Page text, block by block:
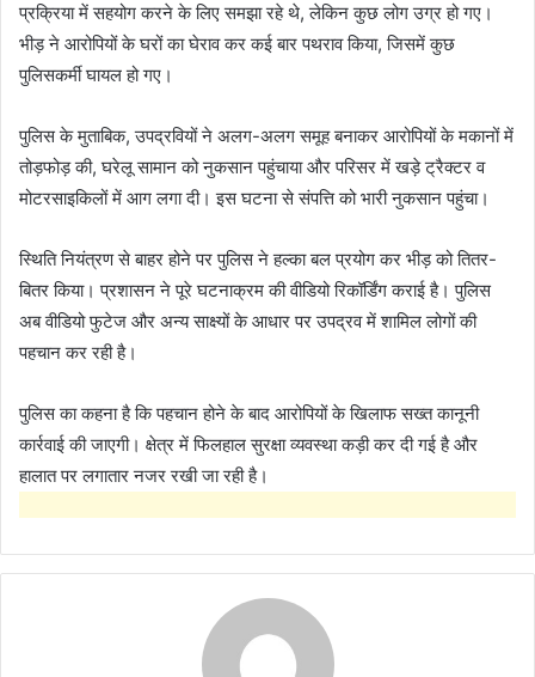
प्रक्रिया में सहयोग करने के लिए समझा रहे थे, लेकिन कुछ लोग उग्र हो गए।
भीड़ ने आरोपियों के घरों का घेराव कर कई बार पथराव किया, जिसमें कुछ
पुलिसकर्मी घायल हो गए।
पुलिस के मुताबिक, उपद्रवियों ने अलग-अलग समूह बनाकर आरोपियों के मकानों में
तोड़फोड़ की, घरेलू सामान को नुकसान पहुंचाया और परिसर में खड़े ट्रैक्टर व
मोटरसाइकिलों में आग लगा दी। इस घटना से संपत्ति को भारी नुकसान पहुंचा।
स्थिति नियंत्रण से बाहर होने पर पुलिस ने हल्का बल प्रयोग कर भीड़ को तितर-
बितर किया। प्रशासन ने पूरे घटनाक्रम की वीडियो रिकॉर्डिंग कराई है। पुलिस
अब वीडियो फुटेज और अन्य साक्ष्यों के आधार पर उपद्रव में शामिल लोगों की
पहचान कर रही है।
पुलिस का कहना है कि पहचान होने के बाद आरोपियों के खिलाफ सख्त कानूनी
कार्रवाई की जाएगी। क्षेत्र में फिलहाल सुरक्षा व्यवस्था कड़ी कर दी गई है और
हालात पर लगातार नजर रखी जा रही है।